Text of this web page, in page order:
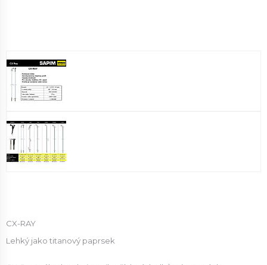
CX-RAY
Lehký jako titanový paprsek